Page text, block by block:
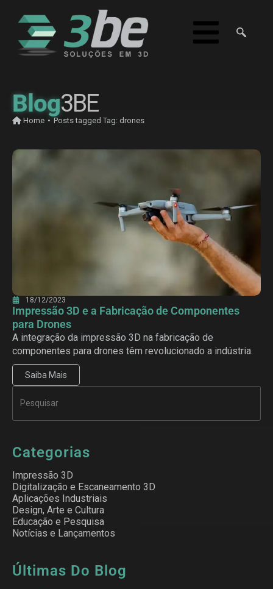
Blog3BE
Home • Posts tagged Tag: drones
18/12/2023
Impressão 3D e a Fabricação de Componentes
para Drones
A integração da impressão 3D na fabricação de
componentes para drones têm revolucionado a indústria.
Saiba Mais
Categorias
Impressão 3D
Digitalização e Escaneamento 3D
Aplicações Industriais
Design, Arte e Cultura
Educação e Pesquisa
Notícias e Lançamentos
Últimas Do Blog